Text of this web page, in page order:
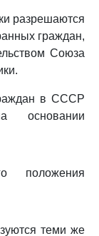
разрешаются
граждан,
Союза
в СССР
основании
положения
теми же